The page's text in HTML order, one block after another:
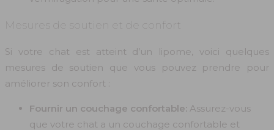
Mesures de soutien et de confort
Si votre chat est atteint d’un lipome, voici quelques
mesures de soutien que vous pouvez prendre pour
améliorer son confort :
Fournir un couchage confortable: Assurez-vous
que votre chat a un couchage confortable et